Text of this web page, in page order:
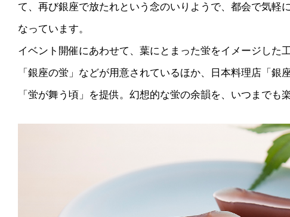
て、再び銀座で放たれという念のいりようで、都会で気軽
なっています。
イベント開催にあわせて、葉にとまった蛍をイメージした
「銀座の蛍」などが用意されているほか、日本料理店「銀
「蛍が舞う頃」を提供。幻想的な蛍の余韻を、いつまでも